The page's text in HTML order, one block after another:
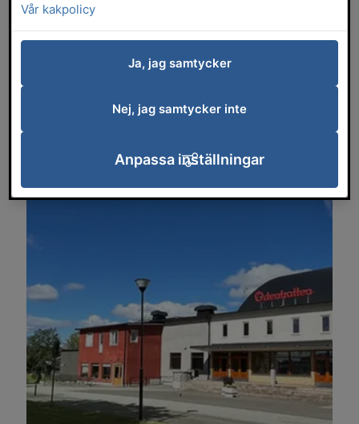
sportlivet blomstrar året om. Välkommen in
i gemenskapen!
handboll, volleyboll, innebandy,
friidrottshall och beachhall. Det finns även hall för
pistolskytte och gevärsskytte.
Vår kakpolicy
Ja, jag samtycker
Nej, jag samtycker inte
Anpassa inställningar